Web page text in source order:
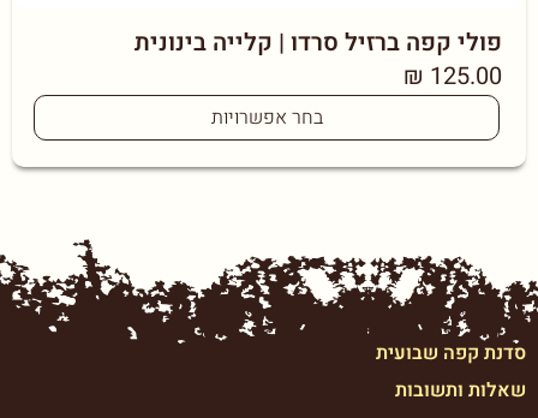
פולי קפה ברזיל סרדו | קלייה בינונית
₪ 125.00
בחר אפשרויות
סדנת קפה שבועית
שאלות ותשובות